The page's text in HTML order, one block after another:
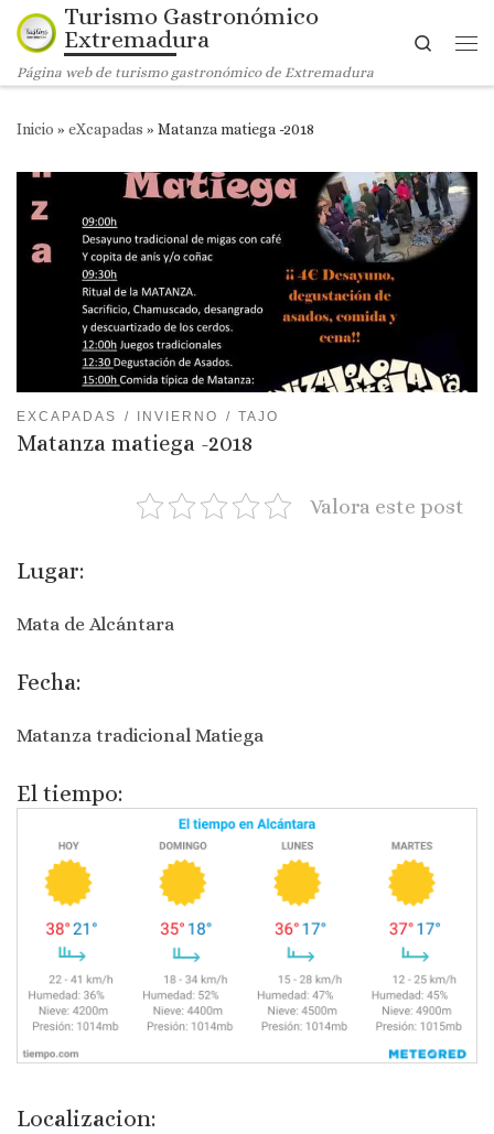
Saltar al contenido
Turismo Gastronómico
Extremadura
Página web de turismo gastronómico de Extremadura
Search
Inicio » eXcapadas » Matanza matiega -2018
EXCAPADAS INVIERNO TAJO
Matanza matiega -2018
Valora este post
Lugar:
Mata de Alcántara
Fecha:
Matanza tradicional Matiega
El tiempo:
Localizacion: